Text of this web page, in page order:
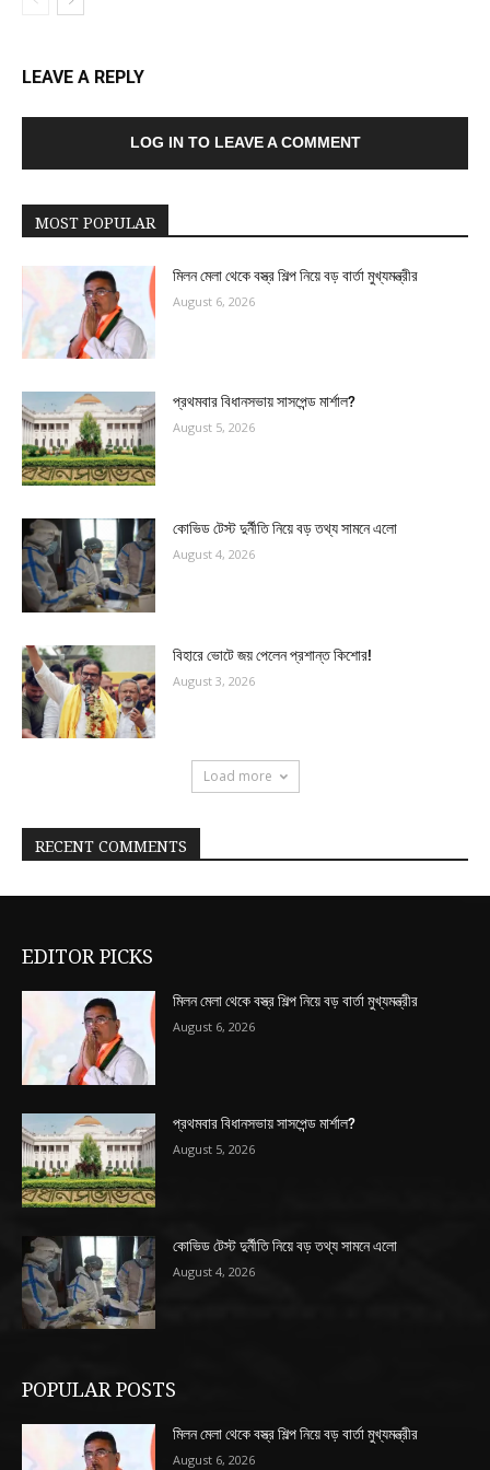
LEAVE A REPLY
LOG IN TO LEAVE A COMMENT
MOST POPULAR
মিলন মেলা থেকে বস্ত্র শিল্প নিয়ে বড় বার্তা মুখ্যমন্ত্রীর
August 6, 2026
প্রথমবার বিধানসভায় সাসপেন্ড মার্শাল?
August 5, 2026
কোভিড টেস্ট দুর্নীতি নিয়ে বড় তথ্য সামনে এলো
August 4, 2026
বিহারে ভোটে জয় পেলেন প্রশান্ত কিশোর!
August 3, 2026
Load more
RECENT COMMENTS
EDITOR PICKS
মিলন মেলা থেকে বস্ত্র শিল্প নিয়ে বড় বার্তা মুখ্যমন্ত্রীর
August 6, 2026
প্রথমবার বিধানসভায় সাসপেন্ড মার্শাল?
August 5, 2026
কোভিড টেস্ট দুর্নীতি নিয়ে বড় তথ্য সামনে এলো
August 4, 2026
POPULAR POSTS
মিলন মেলা থেকে বস্ত্র শিল্প নিয়ে বড় বার্তা মুখ্যমন্ত্রীর
August 6, 2026